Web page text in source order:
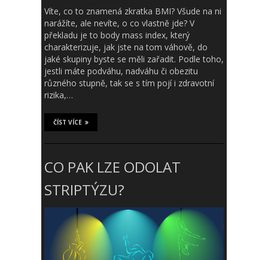
Víte, co to znamená zkratka BMI? Všude na ni
narážíte, ale nevíte, o co vlastně jde? V
překladu je to body mass index, který
charakterizuje, jak jste na tom váhově, do
jaké skupiny byste se měli zařadit. Podle toho,
jestli máte podváhu, nadváhu či obezitu
různého stupně, tak se s tím pojí i zdravotní
rizika,…
ČÍST VÍCE
CO PAK LZE ODOLAT
STRIPTÝZU?